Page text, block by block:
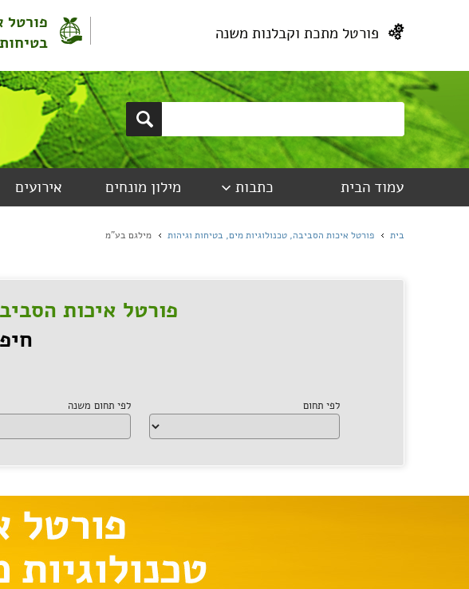
פורטל מתכת וקבלנות משנה
פורטל
עמוד הבית כתבות מילון מונחים אירועים
בית פורטל איכות הסביבה, טכנולוגיות מים, בטיחות וגיהות מילגם בע"מ
פורטל איכות
לפי תחום לפי תחום משנה